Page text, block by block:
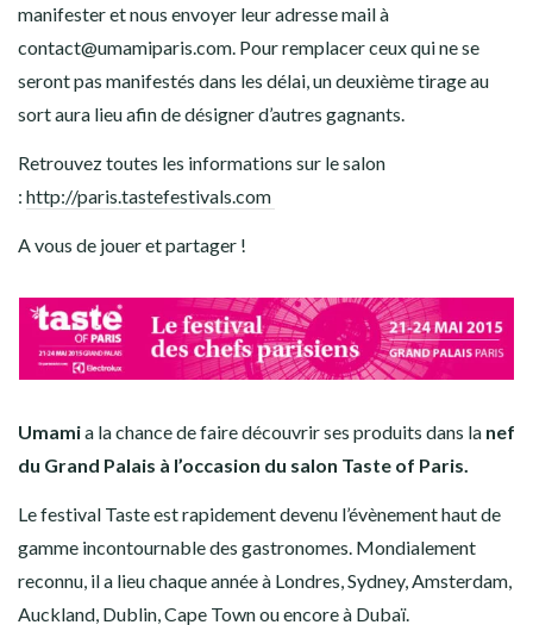
manifester et nous envoyer leur adresse mail à
contact@umamiparis.com. Pour remplacer ceux qui ne se
seront pas manifestés dans les délai, un deuxième tirage au
sort aura lieu afin de désigner d’autres gagnants.
Retrouvez toutes les informations sur le salon
: http://paris.tastefestivals.com
A vous de jouer et partager !
Umamia la chance de faire découvrir ses produits dans la nef
du Grand Palais à l’occasion du salon Taste of Paris.
Le festival Taste est rapidement devenu l’évènement haut de
gamme incontournable des gastronomes. Mondialement
reconnu, il a lieu chaque année à Londres, Sydney, Amsterdam,
Auckland, Dublin, Cape Town ou encore à Dubaï.